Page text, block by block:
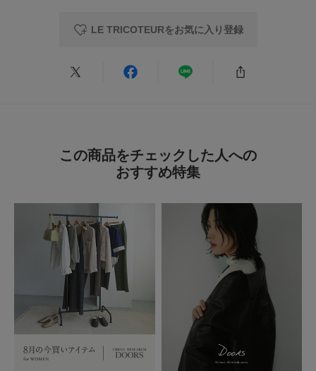
LE TRICOTEURをお気に入り登録
この商品をチェックした人への
おすすめ特集